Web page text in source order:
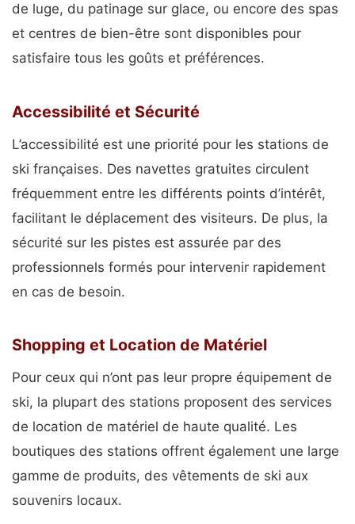
de luge, du patinage sur glace, ou encore des spas
et centres de bien-être sont disponibles pour
satisfaire tous les goûts et préférences.
Accessibilité et Sécurité
L’accessibilité est une priorité pour les stations de
ski françaises. Des navettes gratuites circulent
fréquemment entre les différents points d’intérêt,
facilitant le déplacement des visiteurs. De plus, la
sécurité sur les pistes est assurée par des
professionnels formés pour intervenir rapidement
en cas de besoin.
Shopping et Location de Matériel
Pour ceux qui n’ont pas leur propre équipement de
ski, la plupart des stations proposent des services
de location de matériel de haute qualité. Les
boutiques des stations offrent également une large
gamme de produits, des vêtements de ski aux
souvenirs locaux.